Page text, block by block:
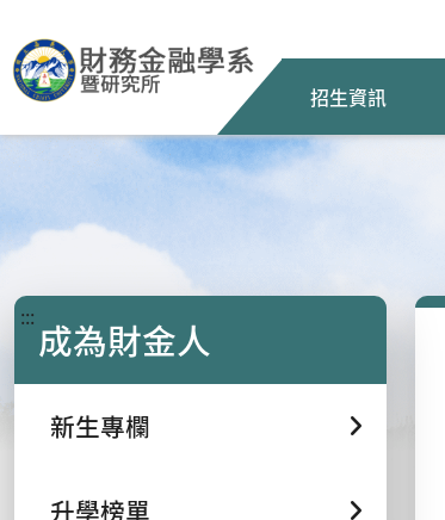
招生資訊
::: 成為財金人
新生專欄
升學榜單